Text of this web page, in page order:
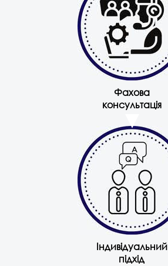
Фахова
консультація
Індивідуальний
підхід